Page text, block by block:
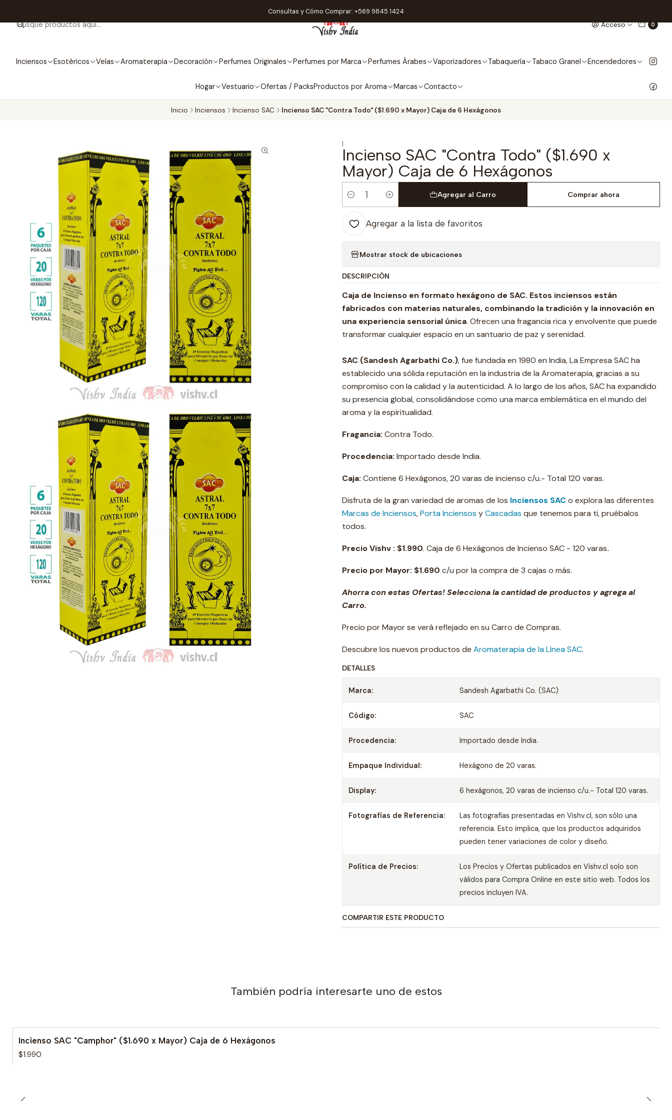
Acceso 0
Inciensos Esotéricos Velas Aromaterapia Decoración Perfumes Originales Perfumes por Marca Perfumes Árabes Vaporizadores Tabaquería Tabaco Granel Encendedores
Hogar Vestuario Ofertas / PacksProductos por Aroma Marcas Contacto
Consultas y Cómo Comprar: +569 9845 1424
Inicio Inciensos Incienso SAC Incienso SAC "Contra Todo" ($1.690 x Mayor) Caja de 6 Hexágonos
|
Incienso SAC "Contra Todo" ($1.690 x
Mayor) Caja de 6 Hexágonos
Cantidad
Agregar al Carro Comprar ahora
Agregar a la lista de favoritos
Mostrar stock de ubicaciones
DESCRIPCIÓN
Caja de Incienso en formato hexágono de SAC. Estos inciensos están
fabricados con materias naturales, combinando la tradición y la innovación en
una experiencia sensorial única. Ofrecen una fragancia rica y envolvente que puede
transformar cualquier espacio en un santuario de paz y serenidad.
SAC (Sandesh Agarbathi Co.), fue fundada en 1980 en India, La Empresa SAC ha
establecido una sólida reputación en la industria de la Aromaterapia, gracias a su
compromiso con la calidad y la autenticidad. A lo largo de los años, SAC ha expandido
su presencia global, consolidándose como una marca emblemática en el mundo del
aroma y la espiritualidad.
Fragancia: Contra Todo.
Procedencia: Importado desde India.
Caja: Contiene 6 Hexágonos, 20 varas de incienso c/u.- Total 120 varas.
Disfruta de la gran variedad de aromas de los Inciensos SACo explora las diferentes
Marcas de Inciensos,Porta Inciensos yCascadas que tenemos para ti, pruébalos
todos.
Precio Vishv : $1.990. Caja de 6 Hexágonos de Incienso SAC - 120 varas.
Precio por Mayor: $1.690 c/u por la compra de 3 cajas o más.
Ahorra con estas Ofertas! Selecciona la cantidad de productos y agrega al
Carro.
Precio por Mayor se verá reflejado en su Carro de Compras.
Descubre los nuevos productos de Aromaterapia de la Línea SAC.
DETALLES
Marca: Sandesh Agarbathi Co. (SAC)
Código: SAC
Procedencia: Importado desde India.
Empaque Individual: Hexágono de 20 varas.
Display: 6 hexágonos, 20 varas de incienso c/u.- Total 120 varas.
Fotografías de Referencia:
Las fotografías presentadas en Vishv.cl, son sólo una
referencia. Esto implica, que los productos adquiridos
pueden tener variaciones de color y diseño.
Política de Precios:
Los Precios y Ofertas publicados en Vishv.cl solo son
válidos para Compra Online en este sitio web. Todos los
precios incluyen IVA.
COMPARTIR ESTE PRODUCTO
También podría interesarte uno de estos
Incienso SAC "Camphor" ($1.690 x Mayor) Caja de 6 Hexágonos
$1.990